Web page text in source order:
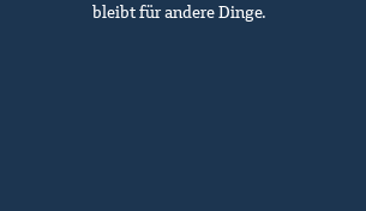
bleibt für andere Dinge.